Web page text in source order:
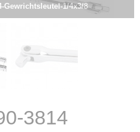
Gewrichtsleutel-1/4x3/8
3814